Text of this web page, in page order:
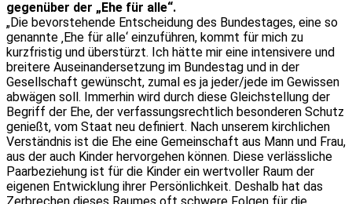
gegenüber der „Ehe für alle“.
„Die bevorstehende Entscheidung des Bundestages, eine so
genannte ‚Ehe für alle‘ einzuführen, kommt für mich zu
kurzfristig und überstürzt. Ich hätte mir eine intensivere und
breitere Auseinandersetzung im Bundestag und in der
Gesellschaft gewünscht, zumal es ja jeder/jede im Gewissen
abwägen soll. Immerhin wird durch diese Gleichstellung der
Begriff der Ehe, der verfassungsrechtlich besonderen Schutz
genießt, vom Staat neu definiert. Nach unserem kirchlichen
Verständnis ist die Ehe eine Gemeinschaft aus Mann und Frau,
aus der auch Kinder hervorgehen können. Diese verlässliche
Paarbeziehung ist für die Kinder ein wertvoller Raum der
eigenen Entwicklung ihrer Persönlichkeit. Deshalb hat das
Zerbrechen dieses Raumes oft schwere Folgen für die